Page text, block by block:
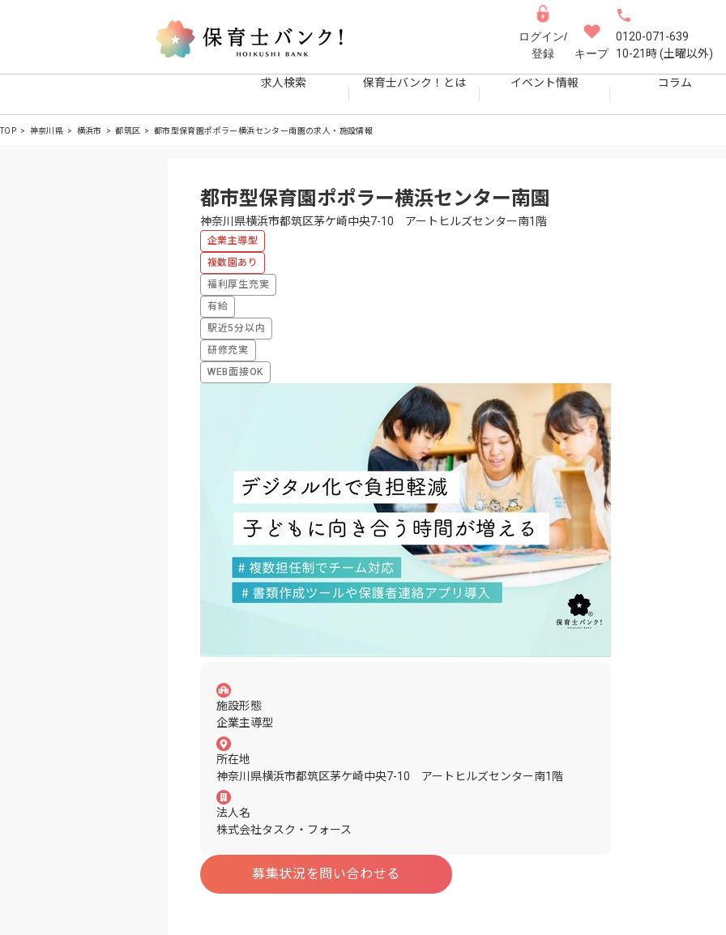
ログイン/
登録
キープ
0120-071-639
10-21時 (土曜以外)
求人検索 保育士バンク！とは イベント情報 コラム
TOP 神奈川県 横浜市 都筑区 都市型保育園ポポラー横浜センター南園の求人・施設情報
都市型保育園ポポラー横浜センター南園
神奈川県横浜市都筑区茅ケ崎中央7-10 アートヒルズセンター南1階
企業主導型
複数園あり
福利厚生充実
有給
駅近5分以内
研修充実
WEB面接OK
施設形態
企業主導型
所在地
神奈川県横浜市都筑区茅ケ崎中央7-10 アートヒルズセンター南1階
法人名
株式会社タスク・フォース
募集状況を問い合わせる